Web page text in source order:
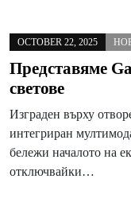
OCTOBER 22, 2025
Представяме
светове
Изграден върху
интегриран
бележи началото на
отключвайки…